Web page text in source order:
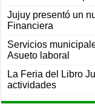
Jujuy presentó un
Financiera
Servicios
Asueto laboral
La Feria del Libro
actividades